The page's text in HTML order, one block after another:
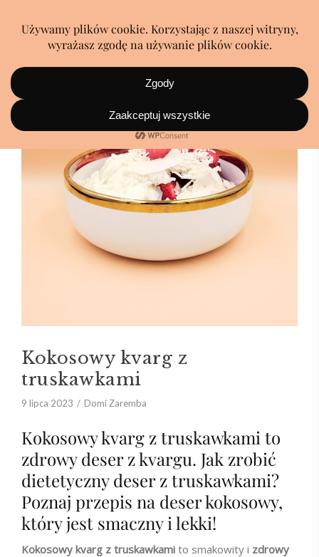
Kokosowy kvarg z
truskawkami
9 lipca 2023 Domi Zaremba
Kokosowy kvarg z truskawkami to
zdrowy deser z kvargu. Jak zrobić
dietetyczny deser z truskawkami?
Poznaj przepis na deser kokosowy,
który jest smaczny i lekki!
Kokosowy kvarg z truskawkami to smakowity i zdrowy